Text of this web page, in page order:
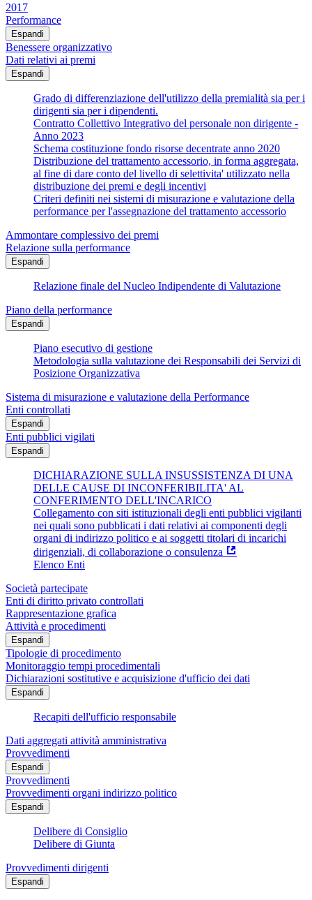
2017
Performance
Espandi
Benessere organizzativo
Dati relativi ai premi
Espandi
Grado di differenziazione dell'utilizzo della premialità sia per i
dirigenti sia per i dipendenti.
Contratto Collettivo Integrativo del personale non dirigente -
Anno 2023
Schema costituzione fondo risorse decentrate anno 2020
Distribuzione del trattamento accessorio, in forma aggregata,
al fine di dare conto del livello di selettivita' utilizzato nella
distribuzione dei premi e degli incentivi
Criteri definiti nei sistemi di misurazione e valutazione della
performance per l'assegnazione del trattamento accessorio
Ammontare complessivo dei premi
Relazione sulla performance
Espandi
Relazione finale del Nucleo Indipendente di Valutazione
Piano della performance
Espandi
Piano esecutivo di gestione
Metodologia sulla valutazione dei Responsabili dei Servizi di
Posizione Organizzativa
Sistema di misurazione e valutazione della Performance
Enti controllati
Espandi
Enti pubblici vigilati
Espandi
DICHIARAZIONE SULLA INSUSSISTENZA DI UNA
DELLE CAUSE DI INCONFERIBILITA' AL
CONFERIMENTO DELL'INCARICO
Collegamento con siti istituzionali degli enti pubblici vigilanti
nei quali sono pubblicati i dati relativi ai componenti degli
organi di indirizzo politico e ai soggetti titolari di incarichi
dirigenziali, di collaborazione o consulenza
Elenco Enti
Società partecipate
Enti di diritto privato controllati
Rappresentazione grafica
Attività e procedimenti
Espandi
Tipologie di procedimento
Monitoraggio tempi procedimentali
Dichiarazioni sostitutive e acquisizione d'ufficio dei dati
Espandi
Recapiti dell'ufficio responsabile
Dati aggregati attività amministrativa
Provvedimenti
Espandi
Provvedimenti
Provvedimenti organi indirizzo politico
Espandi
Delibere di Consiglio
Delibere di Giunta
Provvedimenti dirigenti
Espandi